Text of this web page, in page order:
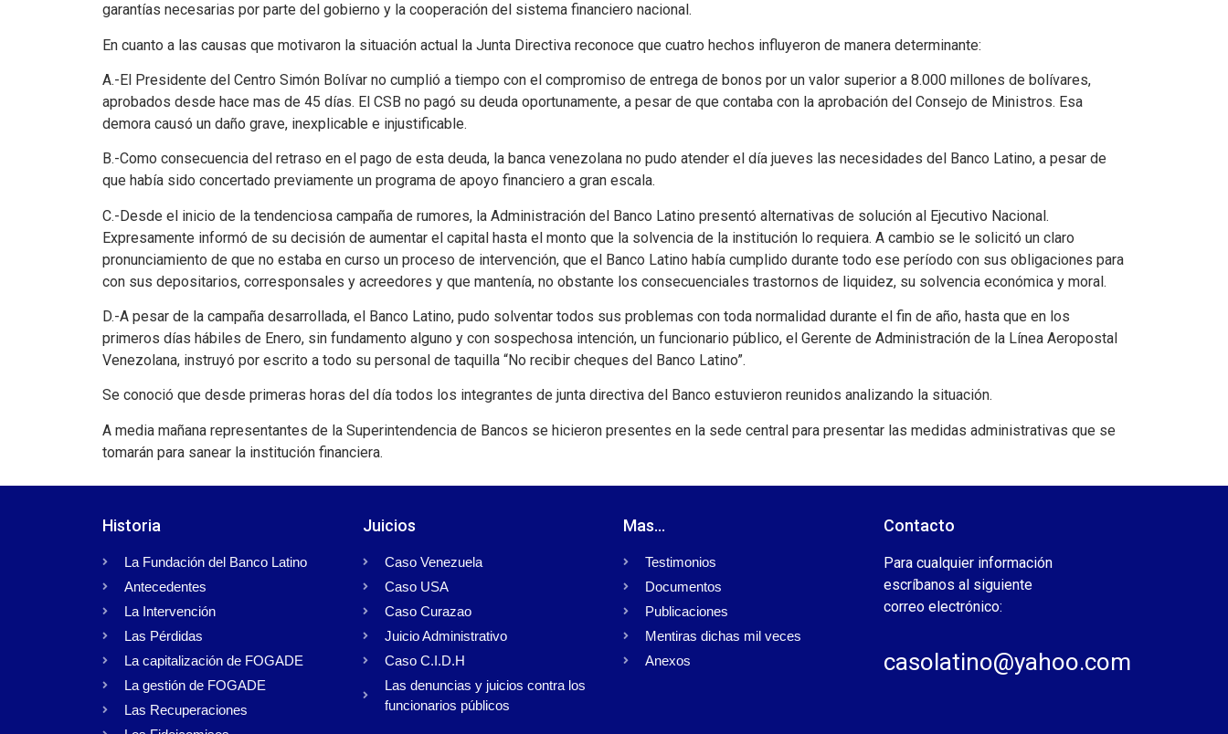
garantías necesarias por parte del gobierno y la cooperación del sistema financiero nacional.
En cuanto a las causas que motivaron la situación actual la Junta Directiva reconoce que cuatro hechos influyeron de manera determinante:
A.-El Presidente del Centro Simón Bolívar no cumplió a tiempo con el compromiso de entrega de bonos por un valor superior a 8.000 millones de bolívares,
aprobados desde hace mas de 45 días. El CSB no pagó su deuda oportunamente, a pesar de que contaba con la aprobación del Consejo de Ministros. Esa
demora causó un daño grave, inexplicable e injustificable.
B.-Como consecuencia del retraso en el pago de esta deuda, la banca venezolana no pudo atender el día jueves las necesidades del Banco Latino, a pesar de
que había sido concertado previamente un programa de apoyo financiero a gran escala.
C.-Desde el inicio de la tendenciosa campaña de rumores, la Administración del Banco Latino presentó alternativas de solución al Ejecutivo Nacional.
Expresamente informó de su decisión de aumentar el capital hasta el monto que la solvencia de la institución lo requiera. A cambio se le solicitó un claro
pronunciamiento de que no estaba en curso un proceso de intervención, que el Banco Latino había cumplido durante todo ese período con sus obligaciones para
con sus depositarios, corresponsales y acreedores y que mantenía, no obstante los consecuenciales trastornos de liquidez, su solvencia económica y moral.
D.-A pesar de la campaña desarrollada, el Banco Latino, pudo solventar todos sus problemas con toda normalidad durante el fin de año, hasta que en los
primeros días hábiles de Enero, sin fundamento alguno y con sospechosa intención, un funcionario público, el Gerente de Administración de la Línea Aeropostal
Venezolana, instruyó por escrito a todo su personal de taquilla “No recibir cheques del Banco Latino”.
Se conoció que desde primeras horas del día todos los integrantes de junta directiva del Banco estuvieron reunidos analizando la situación.
A media mañana representantes de la Superintendencia de Bancos se hicieron presentes en la sede central para presentar las medidas administrativas que se
tomarán para sanear la institución financiera.
Historia
La Fundación del Banco Latino
Antecedentes
La Intervención
Las Pérdidas
La capitalización de FOGADE
La gestión de FOGADE
Las Recuperaciones
Juicios
Caso Venezuela
Caso USA
Caso Curazao
Juicio Administrativo
Caso C.I.D.H
Las denuncias y juicios contra los
funcionarios públicos
Mas...
Testimonios
Documentos
Publicaciones
Mentiras dichas mil veces
Anexos
Contacto
Para cualquier información
escríbanos al siguiente
correo electrónico:
casolatino@yahoo.com